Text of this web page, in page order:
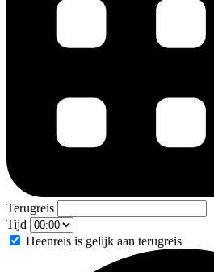
Terugreis
Tijd
Heenreis is gelijk aan terugreis